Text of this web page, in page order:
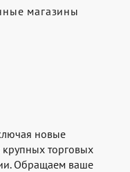
магазины
новые
торговых
Обращаем ваше